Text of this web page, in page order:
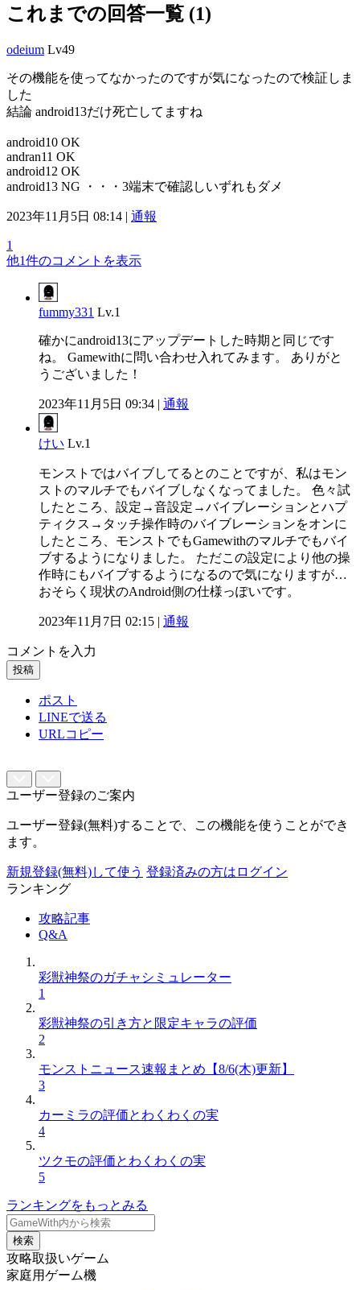
これまでの回答一覧 (1)
odeium Lv49
その機能を使ってなかったのですが気になったので検証しま
した
結論 android13だけ死亡してますね
android10 OK
andran11 OK
android12 OK
android13 NG ・・・3端末で確認しいずれもダメ
2023年11月5日 08:14 | 通報
1
他1件のコメントを表示
fummy331 Lv.1
確かにandroid13にアップデートした時期と同じです
ね。 Gamewithに問い合わせ入れてみます。 ありがと
うございました！
2023年11月5日 09:34 | 通報
けい Lv.1
モンストではバイブしてるとのことですが、私はモン
ストのマルチでもバイブしなくなってました。 色々試
したところ、設定→音設定→バイブレーションとハプ
ティクス→タッチ操作時のバイブレーションをオンに
したところ、モンストでもGamewithのマルチでもバイ
ブするようになりました。 ただこの設定により他の操
作時にもバイブするようになるので気になりますが…
おそらく現状のAndroid側の仕様っぽいです。
2023年11月7日 02:15 | 通報
コメントを入力
投稿
ポスト
LINEで送る
URLコピー
ユーザー登録のご案内
ユーザー登録(無料)することで、この機能を使うことができ
ます。
新規登録(無料)して使う 登録済みの方はログイン
ランキング
攻略記事
Q&A
彩獣神祭のガチャシミュレーター
1
彩獣神祭の引き方と限定キャラの評価
2
モンストニュース速報まとめ【8/6(木)更新】
3
カーミラの評価とわくわくの実
4
ツクモの評価とわくわくの実
5
ランキングをもっとみる
検索
攻略取扱いゲーム
家庭用ゲーム機